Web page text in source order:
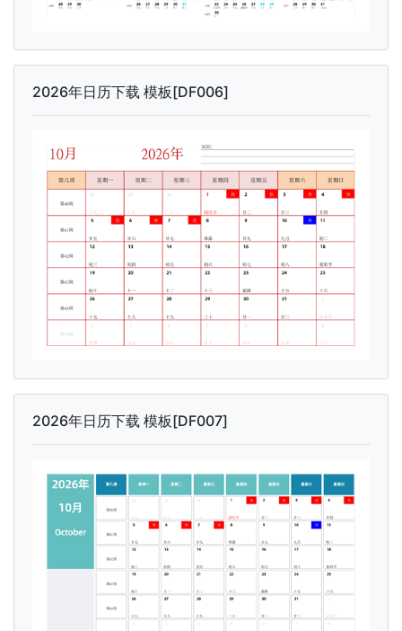
2026年日历下载 模板[DF006]
2026年日历下载 模板[DF007]